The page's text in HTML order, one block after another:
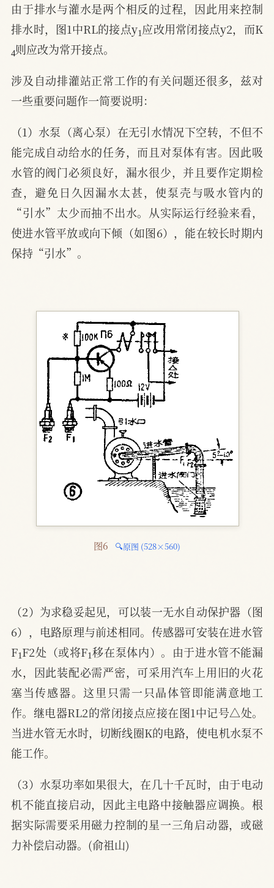
由于排水与灌水是两个相反的过程，因此用来控制
排水时，图1中RL的接点y1应改用常闭接点y2，而K
4则应改为常开接点。
涉及自动排灌站正常工作的有关问题还很多，兹对
一些重要问题作一简要说明：
（1）水泵（离心泵）在无引水情况下空转，不但不
能完成自动给水的任务，而且对泵体有害。因此吸
水管的阀门必须良好，漏水很少，并且要作定期检
查，避免日久因漏水太甚，使泵壳与吸水管内的
“引水”太少而抽不出水。从实际运行经验来看，
使进水管平放或向下倾（如图6），能在较长时期内
保持“引水”。
图6 🔍原图 (528×560)
（2）为求稳妥起见，可以装一无水自动保护器（图
6），电路原理与前述相同。传感器可安装在进水管
F1F2处（或将F1移在泵体内）。由于进水管不能漏
水，因此装配必需严密，可采用汽车上用旧的火花
塞当传感器。这里只需一只晶体管即能满意地工
作。继电器RL2的常闭接点应接在图1中记号△处。
当进水管无水时，切断线圈K的电路，使电机水泵不
能工作。
（3）水泵功率如果很大，在几十千瓦时，由于电动
机不能直接启动，因此主电路中接触器应调换。根
据实际需要采用磁力控制的星一三角启动器，或磁
力补偿启动器。(俞祖山)